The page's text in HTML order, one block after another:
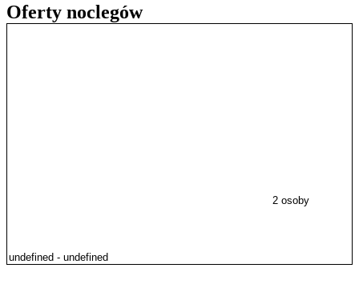
Oferty noclegów
2 osoby